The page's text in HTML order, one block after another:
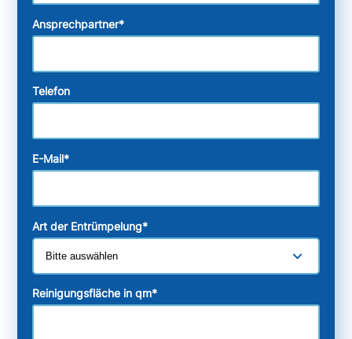
Ansprechpartner*
Telefon
E-Mail*
Art der Entrümpelung*
Reinigungsfläche in qm*